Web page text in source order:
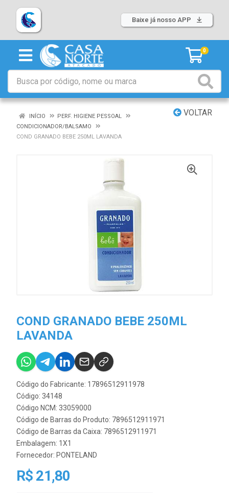
Baixe já nosso APP
0
VOLTAR
INÍCIO
PERF. HIGIENE PESSOAL
CONDICIONADOR/BALSAMO
COND GRANADO BEBE 250ML LAVANDA
COND GRANADO BEBE 250ML
LAVANDA
Código do Fabricante: 17896512911978
Código: 34148
Código NCM: 33059000
Código de Barras do Produto: 7896512911971
Código de Barras da Caixa: 7896512911971
Embalagem: 1X1
Fornecedor: PONTELAND
R$ 21,80